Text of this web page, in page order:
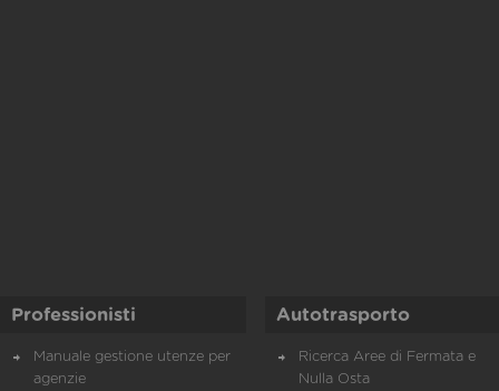
Professionisti
Manuale gestione utenze per
agenzie
Autotrasporto
Ricerca Aree di Fermata e
Nulla Osta